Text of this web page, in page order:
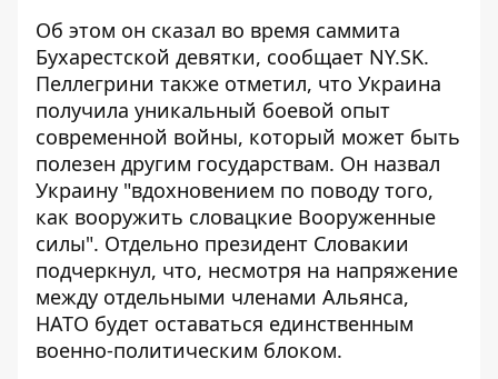
Об этом он сказал во время саммита
Бухарестской девятки, сообщает NY.SK.
Пеллегрини также отметил, что Украина
получила уникальный боевой опыт
современной войны, который может быть
полезен другим государствам. Он назвал
Украину "вдохновением по поводу того,
как вооружить словацкие Вооруженные
силы". Отдельно президент Словакии
подчеркнул, что, несмотря на напряжение
между отдельными членами Альянса,
НАТО будет оставаться единственным
военно-политическим блоком.